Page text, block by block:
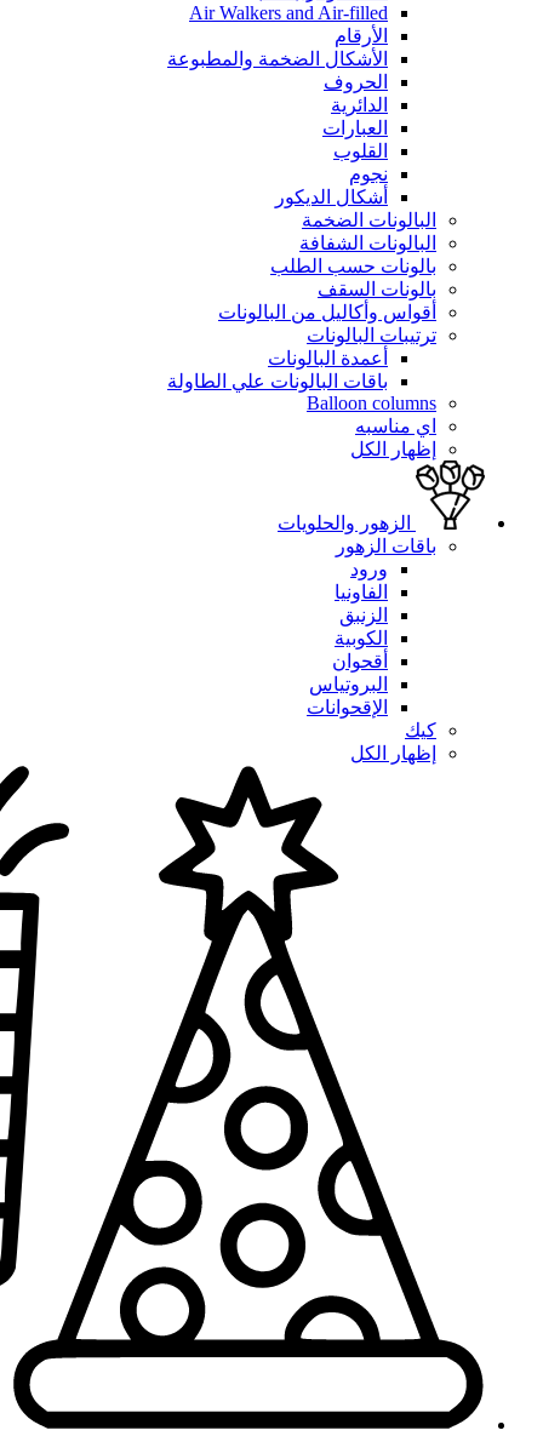
Air Walkers and Air-filled
الأرقام
الأشكال الضخمة والمطبوعة
الحروف
الدائرية
العبارات
القلوب
نجوم
أشكال الديكور
البالونات الضخمة
البالونات الشفافة
بالونات حسب الطلب
بالونات السقف
أقواس وأكاليل من البالونات
ترتيبات البالونات
أعمدة البالونات
باقات البالونات علي الطاولة
Balloon columns
اي مناسبه
إظهار الكل
الزهور والحلويات
باقات الزهور
ورود
الفاونيا
الزنبق
الكوبية
أقحوان
البروتياس
الإقحوانات
كيك
إظهار الكل